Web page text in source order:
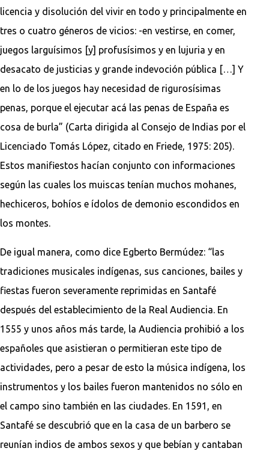
licencia y disolución del vivir en todo y principalmente en
tres o cuatro géneros de vicios: -en vestirse, en comer,
juegos larguísimos [y] profusísimos y en lujuria y en
desacato de justicias y grande indevoción pública […] Y
en lo de los juegos hay necesidad de rigurosísimas
penas, porque el ejecutar acá las penas de España es
cosa de burla” (Carta dirigida al Consejo de Indias por el
Licenciado Tomás López, citado en Friede, 1975: 205).
Estos manifiestos hacían conjunto con informaciones
según las cuales los muiscas tenían muchos mohanes,
hechiceros, bohíos e ídolos de demonio escondidos en
los montes.
De igual manera, como dice Egberto Bermúdez: “las
tradiciones musicales indígenas, sus canciones, bailes y
fiestas fueron severamente reprimidas en Santafé
después del establecimiento de la Real Audiencia. En
1555 y unos años más tarde, la Audiencia prohibió a los
españoles que asistieran o permitieran este tipo de
actividades, pero a pesar de esto la música indígena, los
instrumentos y los bailes fueron mantenidos no sólo en
el campo sino también en las ciudades. En 1591, en
Santafé se descubrió que en la casa de un barbero se
reunían indios de ambos sexos y que bebían y cantaban